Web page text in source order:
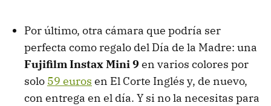
Por último, otra cámara que podría ser
perfecta como regalo del Día de la Madre: una
Fujifilm Instax Mini 9 en varios colores por
solo 59 euros en El Corte Inglés y, de nuevo,
con entrega en el día. Y si no la necesitas para